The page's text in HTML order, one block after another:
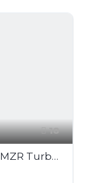
18
MAZDA MAZDA 3 Mazda3 2.3 MZR Turbo 2003 BERLINE MPS PHASE 2